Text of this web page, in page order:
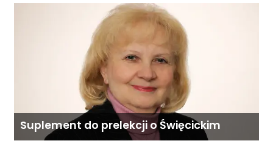
Suplement do prelekcji o Święcickim